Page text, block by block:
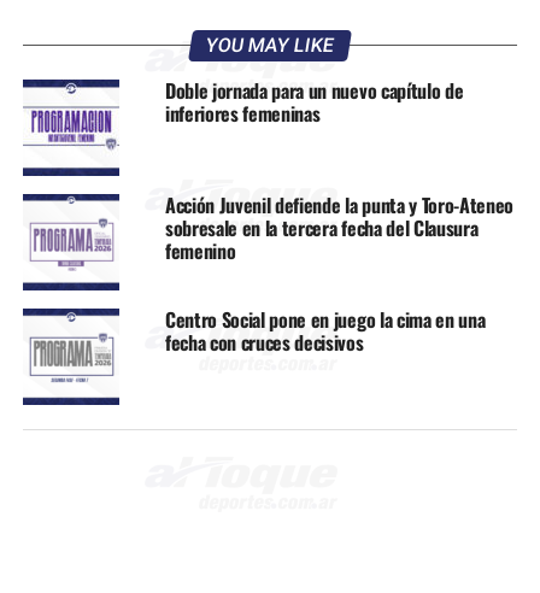
YOU MAY LIKE
Doble jornada para un nuevo capítulo de
inferiores femeninas
Acción Juvenil defiende la punta y Toro-Ateneo
sobresale en la tercera fecha del Clausura
femenino
Centro Social pone en juego la cima en una
fecha con cruces decisivos